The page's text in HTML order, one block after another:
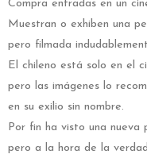
Compra entradas en un
Muestran o exhiben una
pero filmada
El chileno está solo en el
pero las imágenes lo
en su exilio sin nombre.
Por fin ha visto una nueva
pero a la hora de la